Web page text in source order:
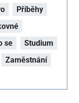
Příběhy
se
Studium
Zaměstnání